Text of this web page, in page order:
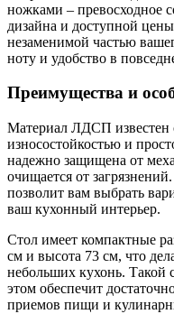
ножками – превосходное
дизайна и доступной
незаменимой частью
ноту и удобство в
Преимущества и
Материал ЛДСП известен
износостойкостью и
надежно защищена от
очищается от
позволит вам выбрать
ваш кухонный интерьер.
Стол имеет компактные
см и высота 73 см, что
небольших кухонь. Такой
этом обеспечит
приемов пищи и